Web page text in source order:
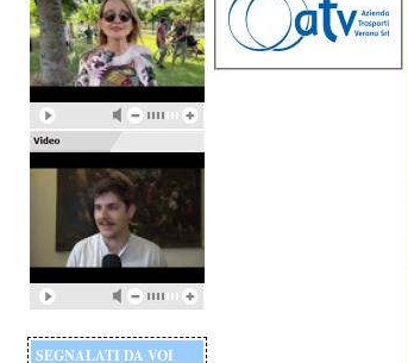
SEGNALATI DA VOI